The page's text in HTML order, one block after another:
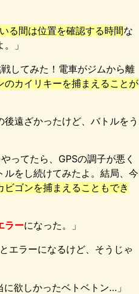
る間は位置を確認する時間な
」
してみた！電車がジムから離
カイリキーを捕まえることが
後遠ざかったけど、バトルをう
ってたら、GPSの調子が悪く
をし続けてみたよ。結局、今
ゴンを捕まえることもでき
ラーになった。」
エラーになるけど、そうじゃ
欲しかったベトベトン…」